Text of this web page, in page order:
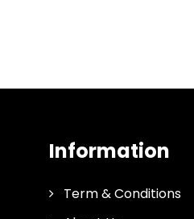
Information
Term & Conditions